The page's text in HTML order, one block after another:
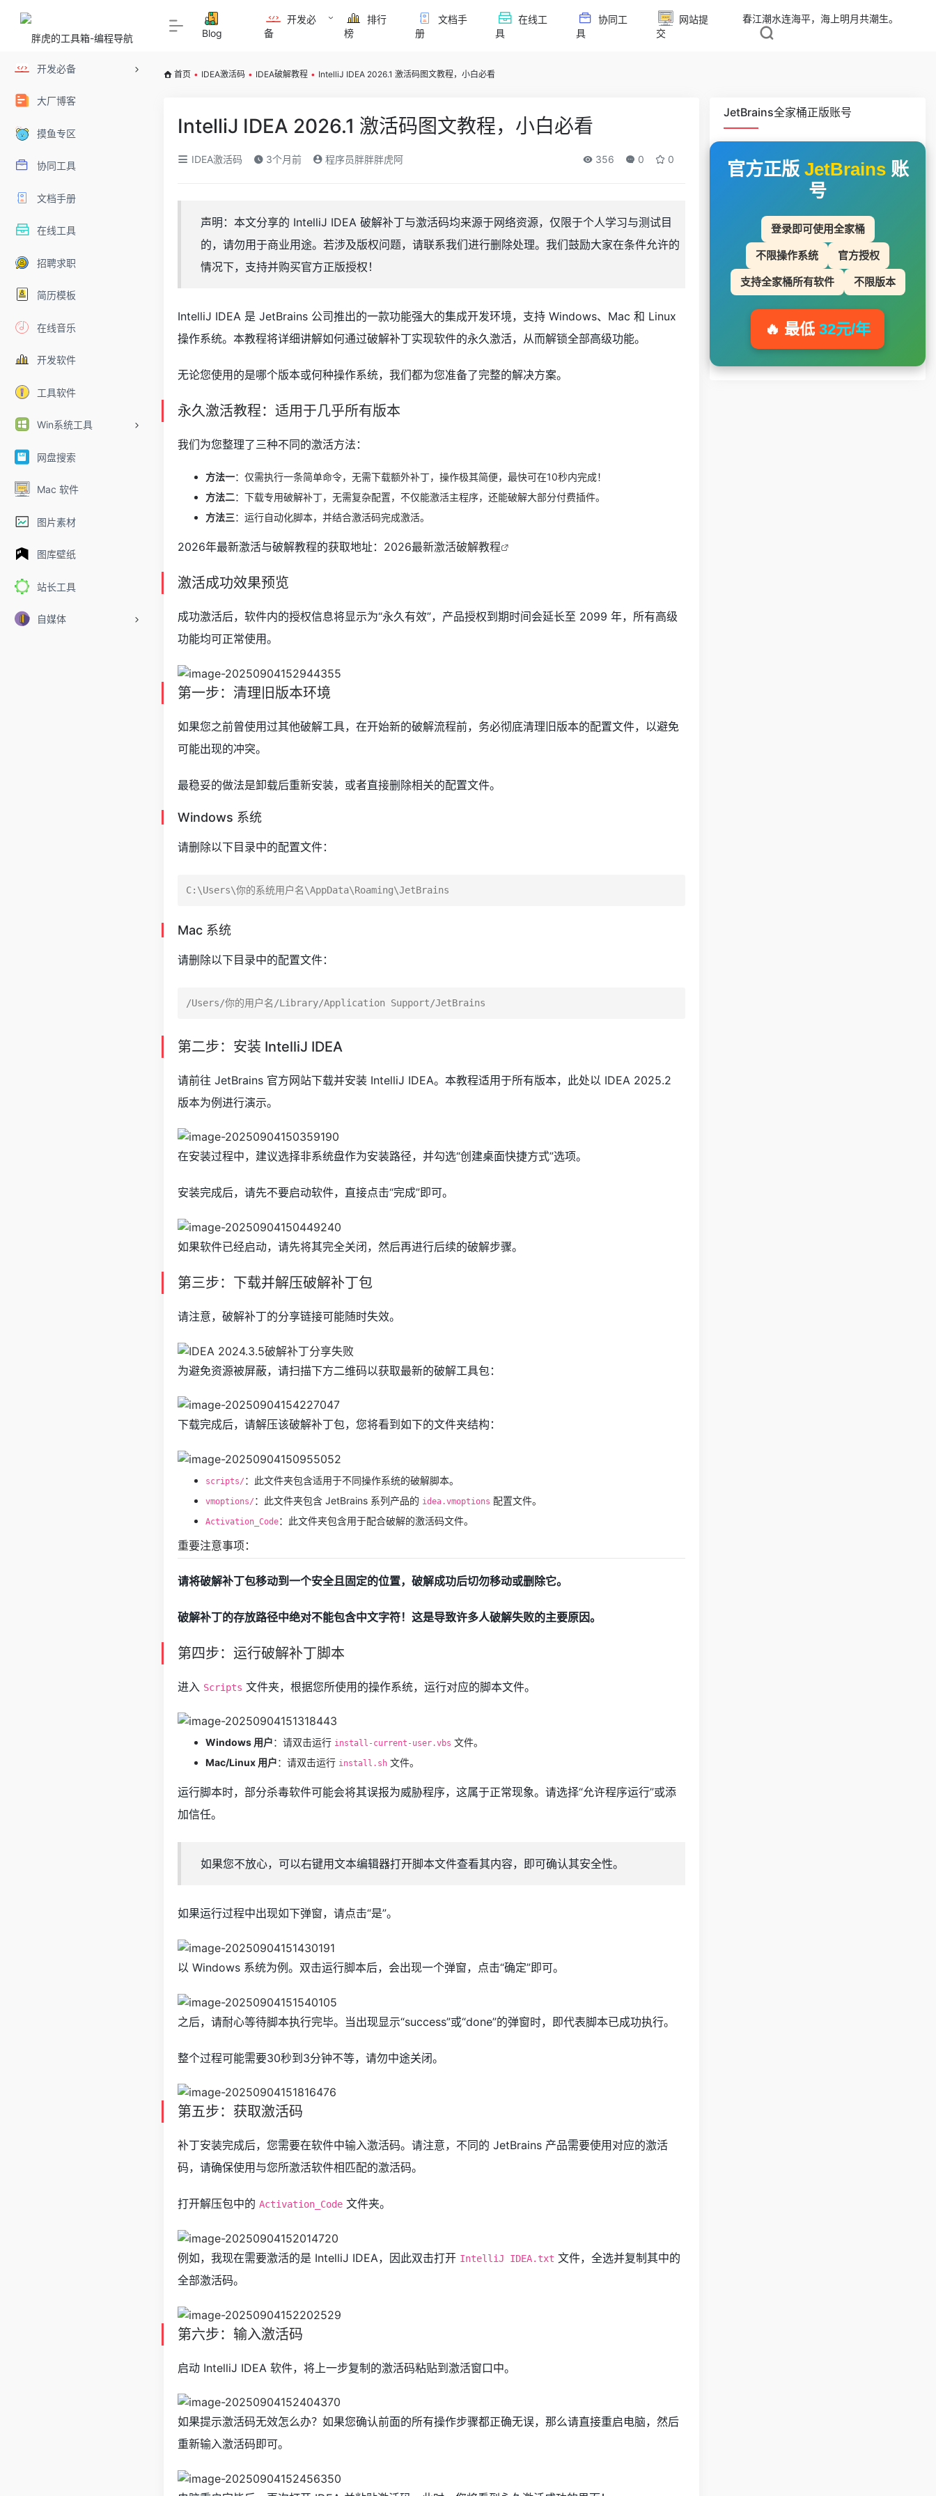
开发必备
大厂博客
摸鱼专区
协同工具
文档手册
在线工具
招聘求职
简历模板
在线音乐
开发软件
工具软件
Win系统工具
网盘搜索
Mac 软件
图片素材
图库壁纸
站长工具
自媒体
Blog
开发必
备
排行
榜
文档手
册
在线工
具
协同工
具
网站提
交
春江潮水连海平，海上明月共潮生。
首页 • IDEA激活码 • IDEA破解教程 • IntelliJ IDEA 2026.1 激活码图文教程，小白必看
IntelliJ IDEA 2026.1 激活码图文教程，小白必看
IDEA激活码 3个月前 程序员胖胖胖虎阿 356 0 0
声明：本文分享的 IntelliJ IDEA 破解补丁与激活码均来源于网络资源，仅限于个人学习与测试目
的，请勿用于商业用途。若涉及版权问题，请联系我们进行删除处理。我们鼓励大家在条件允许的
情况下，支持并购买官方正版授权！
IntelliJ IDEA 是 JetBrains 公司推出的一款功能强大的集成开发环境，支持 Windows、Mac 和 Linux
操作系统。本教程将详细讲解如何通过破解补丁实现软件的永久激活，从而解锁全部高级功能。
无论您使用的是哪个版本或何种操作系统，我们都为您准备了完整的解决方案。
永久激活教程：适用于几乎所有版本
我们为您整理了三种不同的激活方法：
方法一：仅需执行一条简单命令，无需下载额外补丁，操作极其简便，最快可在10秒内完成！
方法二：下载专用破解补丁，无需复杂配置，不仅能激活主程序，还能破解大部分付费插件。
方法三：运行自动化脚本，并结合激活码完成激活。
2026年最新激活与破解教程的获取地址： 2026最新激活破解教程
激活成功效果预览
成功激活后，软件内的授权信息将显示为“永久有效”，产品授权到期时间会延长至 2099 年，所有高级
功能均可正常使用。
第一步：清理旧版本环境
如果您之前曾使用过其他破解工具，在开始新的破解流程前，务必彻底清理旧版本的配置文件，以避免
可能出现的冲突。
最稳妥的做法是卸载后重新安装，或者直接删除相关的配置文件。
Windows 系统
请删除以下目录中的配置文件：
Mac 系统
请删除以下目录中的配置文件：
第二步：安装 IntelliJ IDEA
请前往 JetBrains 官方网站下载并安装 IntelliJ IDEA。本教程适用于所有版本，此处以 IDEA 2025.2
版本为例进行演示。
在安装过程中，建议选择非系统盘作为安装路径，并勾选“创建桌面快捷方式”选项。
安装完成后，请先不要启动软件，直接点击“完成”即可。
如果软件已经启动，请先将其完全关闭，然后再进行后续的破解步骤。
第三步：下载并解压破解补丁包
请注意，破解补丁的分享链接可能随时失效。
为避免资源被屏蔽，请扫描下方二维码以获取最新的破解工具包：
下载完成后，请解压该破解补丁包，您将看到如下的文件夹结构：
scripts/ ：此文件夹包含适用于不同操作系统的破解脚本。
vmoptions/ ：此文件夹包含 JetBrains 系列产品的 idea.vmoptions 配置文件。
Activation_Code：此文件夹包含用于配合破解的激活码文件。
重要注意事项：
请将破解补丁包移动到一个安全且固定的位置，破解成功后切勿移动或删除它。
破解补丁的存放路径中绝对不能包含中文字符！这是导致许多人破解失败的主要原因。
第四步：运行破解补丁脚本
进入 Scripts 文件夹，根据您所使用的操作系统，运行对应的脚本文件。
Windows 用户：请双击运行 install-current-user.vbs 文件。
Mac/Linux 用户：请双击运行 install.sh 文件。
运行脚本时，部分杀毒软件可能会将其误报为威胁程序，这属于正常现象。请选择“允许程序运行”或添
加信任。
如果您不放心，可以右键用文本编辑器打开脚本文件查看其内容，即可确认其安全性。
如果运行过程中出现如下弹窗，请点击“是”。
以 Windows 系统为例。双击运行脚本后，会出现一个弹窗，点击“确定”即可。
之后，请耐心等待脚本执行完毕。当出现显示“success”或“done”的弹窗时，即代表脚本已成功执行。
整个过程可能需要30秒到3分钟不等，请勿中途关闭。
第五步：获取激活码
补丁安装完成后，您需要在软件中输入激活码。请注意，不同的 JetBrains 产品需要使用对应的激活
码，请确保使用与您所激活软件相匹配的激活码。
打开解压包中的 Activation_Code 文件夹。
例如，我现在需要激活的是 IntelliJ IDEA，因此双击打开 IntelliJ IDEA.txt 文件，全选并复制其中的
全部激活码。
第六步：输入激活码
启动 IntelliJ IDEA 软件，将上一步复制的激活码粘贴到激活窗口中。
如果提示激活码无效怎么办？如果您确认前面的所有操作步骤都正确无误，那么请直接重启电脑，然后
重新输入激活码即可。
JetBrains全家桶正版账号
官方正版 JetBrains账
号
登录即可使用全家桶
不限操作系统 官方授权
支持全家桶所有软件 不限版本
🔥 最低 32元/年